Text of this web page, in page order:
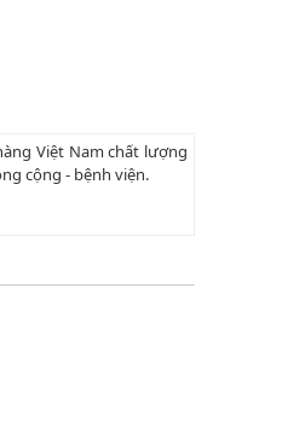
Việt Nam chất lượng
cộng - bệnh viện.